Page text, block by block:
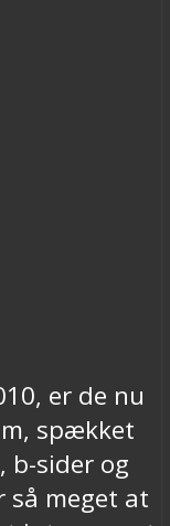
er de nu
spækket
b-sider og
så meget at